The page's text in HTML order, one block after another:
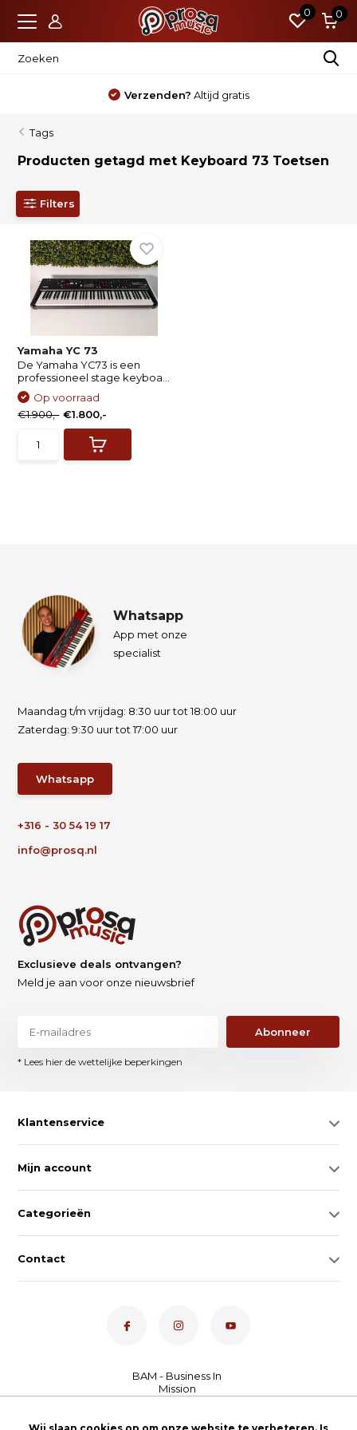
0 0
Verzenden? Altijd gratis
Tags
Producten getagd met Keyboard 73 Toetsen
Filters
Yamaha YC 73
De Yamaha YC73 is een
professioneel stage keyboa...
Op voorraad
€1.900,- €1.800,-
Whatsapp
App met onze
specialist
Maandag t/m vrijdag: 8:30 uur tot 18:00 uur
Zaterdag: 9:30 uur tot 17:00 uur
Whatsapp
+316 - 30 54 19 17
info@prosq.nl
Exclusieve deals ontvangen?
Meld je aan voor onze nieuwsbrief
Abonneer
* Lees hier de wettelijke beperkingen
Klantenservice
Mijn account
Categorieën
Contact
Dé toetsenspecialist van